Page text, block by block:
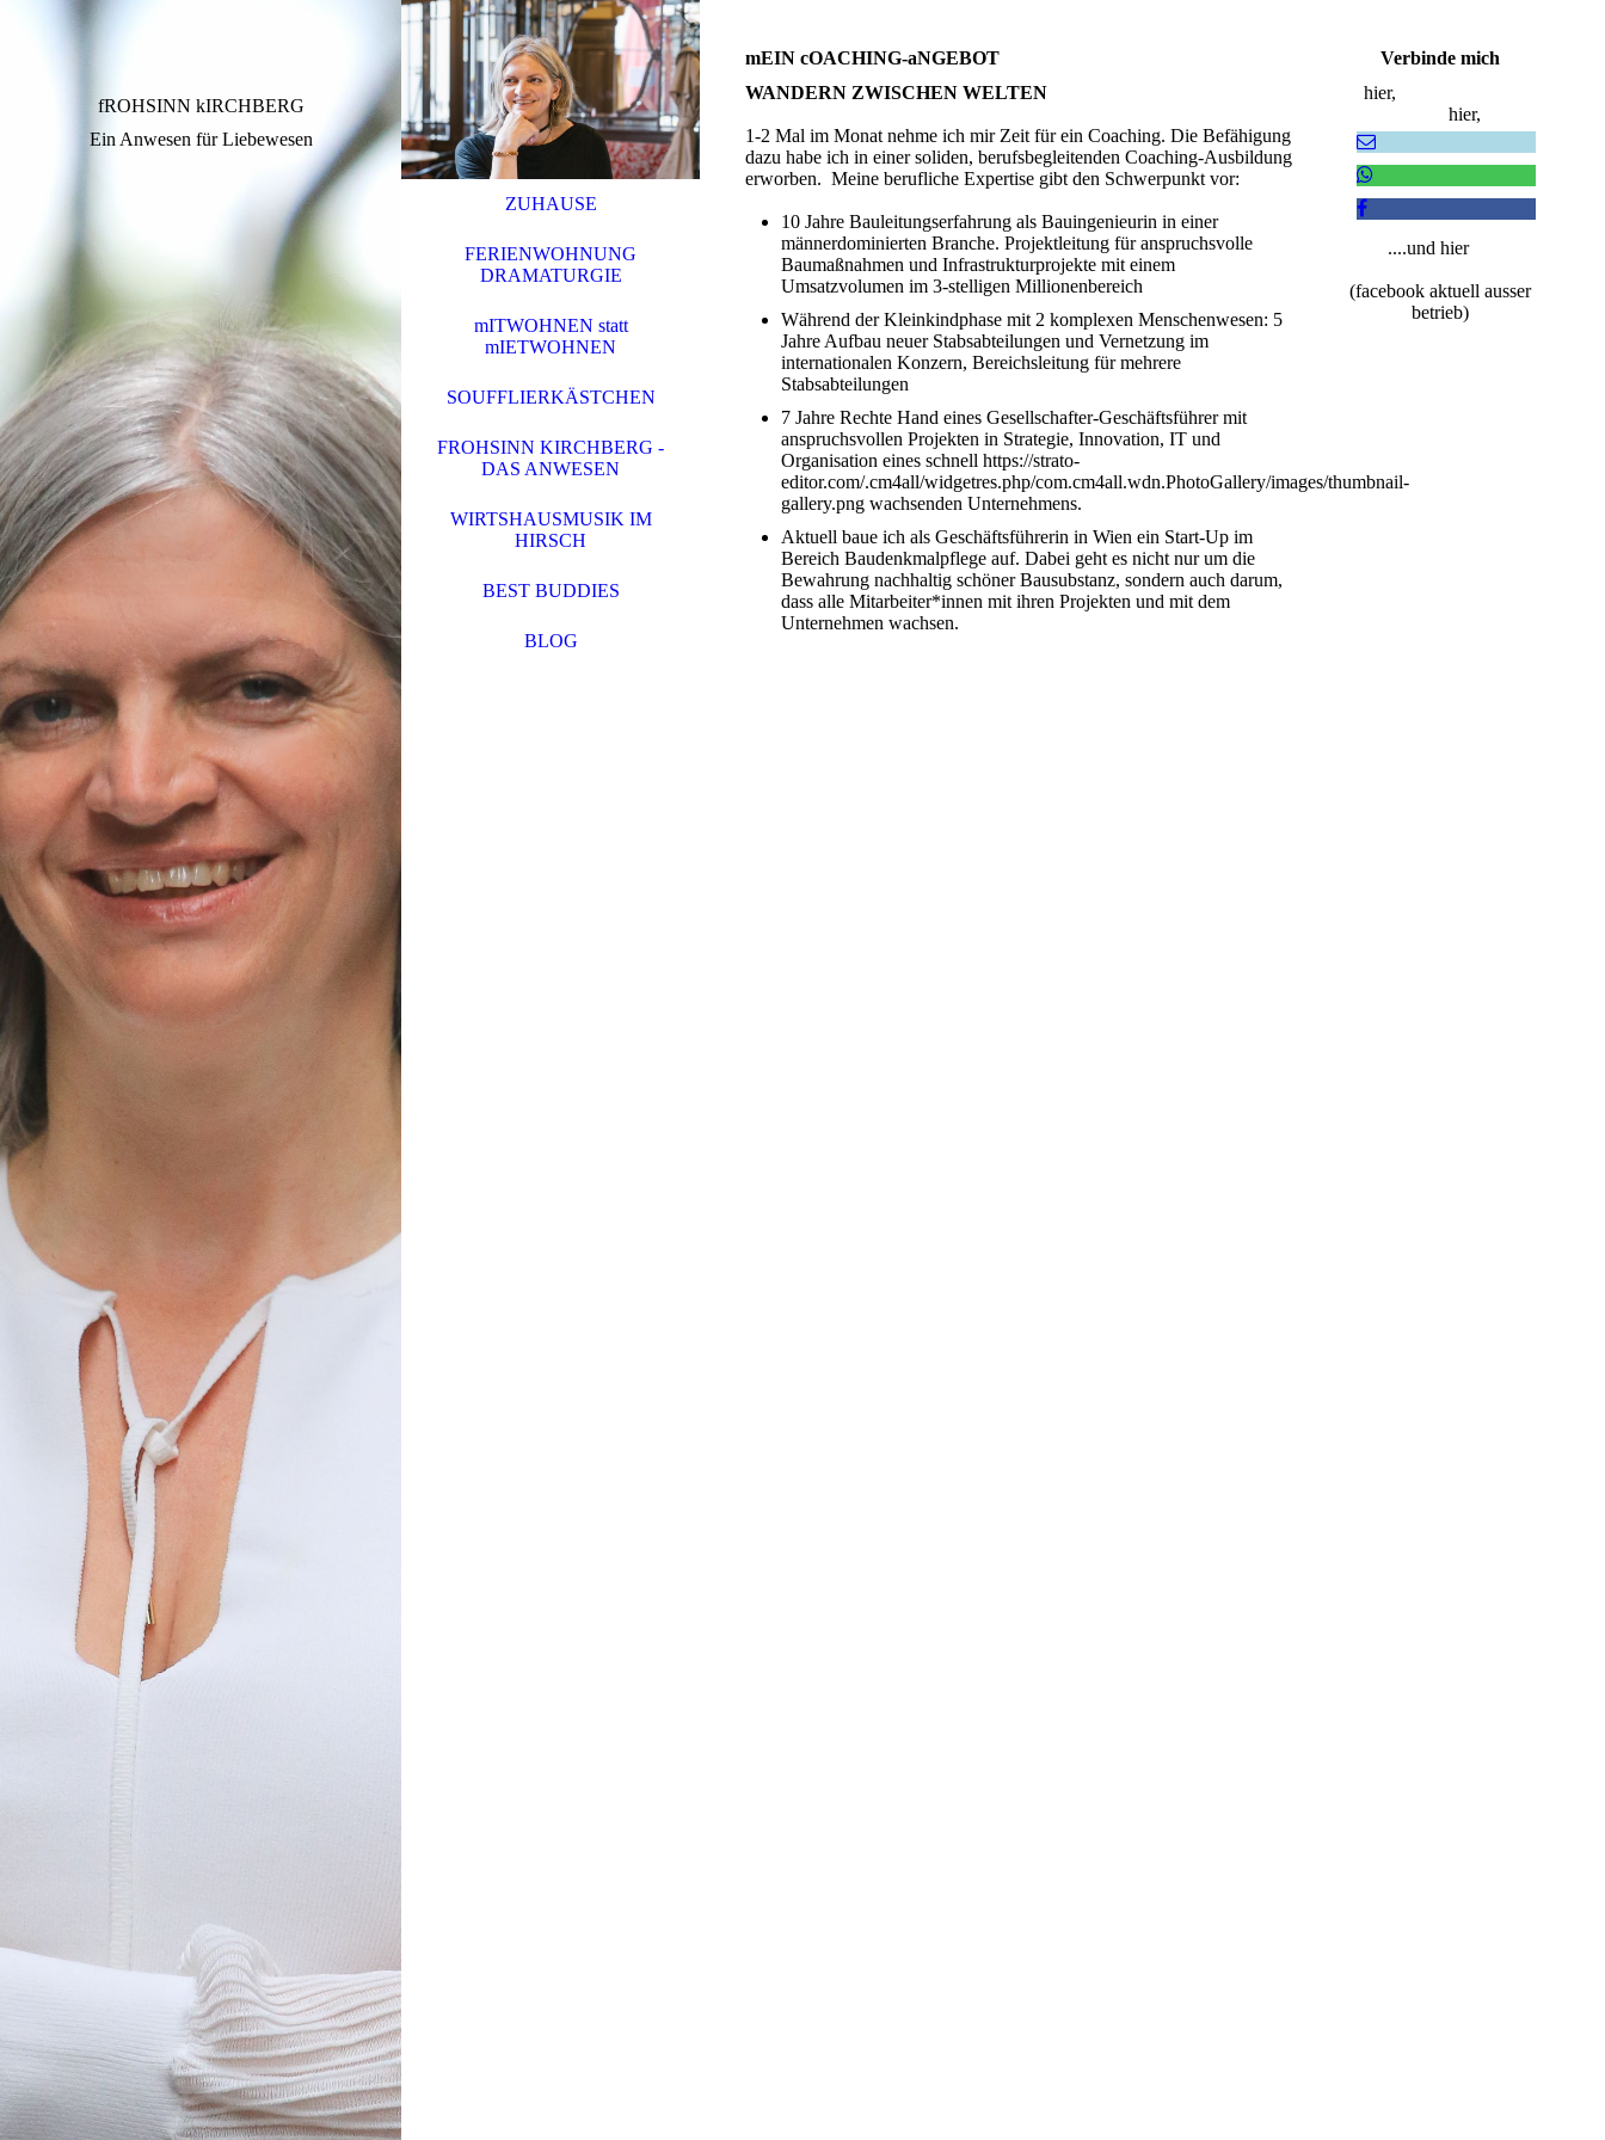
fROHSINN kIRCHBERG
Ein Anwesen für Liebewesen
ZUHAUSE
FERIENWOHNUNG
DRAMATURGIE
mITWOHNEN statt
mIETWOHNEN
SOUFFLIERKÄSTCHEN
FROHSINN KIRCHBERG -
DAS ANWESEN
WIRTSHAUSMUSIK IM
HIRSCH
BEST BUDDIES
BLOG
mEIN cOACHING-aNGEBOT
WANDERN ZWISCHEN WELTEN
1-2 Mal im Monat nehme ich mir Zeit für ein Coaching. Die Befähigung
dazu habe ich in einer soliden, berufsbegleitenden Coaching-Ausbildung
erworben. Meine berufliche Expertise gibt den Schwerpunkt vor:
10 Jahre Bauleitungserfahrung als Bauingenieurin in einer
männerdominierten Branche. Projektleitung für anspruchsvolle
Baumaßnahmen und Infrastrukturprojekte mit einem
Umsatzvolumen im 3-stelligen Millionenbereich
Während der Kleinkindphase mit 2 komplexen Menschenwesen: 5
Jahre Aufbau neuer Stabsabteilungen und Vernetzung im
internationalen Konzern, Bereichsleitung für mehrere
Stabsabteilungen
7 Jahre Rechte Hand eines Gesellschafter-Geschäftsführer mit
anspruchsvollen Projekten in Strategie, Innovation, IT und
Organisation eines schnell https://strato-
editor.com/.cm4all/widgetres.php/com.cm4all.wdn.PhotoGallery/images/thumbnail-
gallery.png wachsenden Unternehmens.
Aktuell baue ich als Geschäftsführerin in Wien ein Start-Up im
Bereich Baudenkmalpflege auf. Dabei geht es nicht nur um die
Bewahrung nachhaltig schöner Bausubstanz, sondern auch darum,
dass alle Mitarbeiter*innen mit ihren Projekten und mit dem
Unternehmen wachsen.
Verbinde mich
hier,
hier,
....und hier
(facebook aktuell ausser
betrieb)